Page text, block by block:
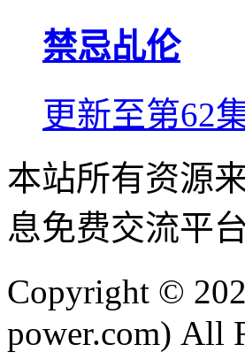
禁忌乩伦
更新至第62
本站所有资源
息免费交流平
Copyright ©
power.com) All